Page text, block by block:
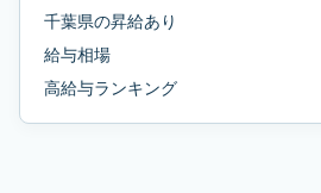
千葉県の昇給あり
給与相場
高給与ランキング